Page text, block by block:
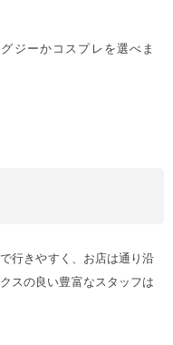
ジーかコスプレを選べま
行きやすく、お店は通り沿
スの良い豊富なスタッフは